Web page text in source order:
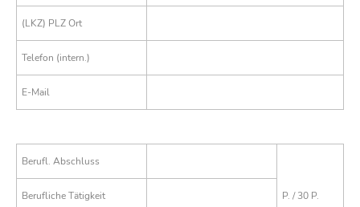
(LKZ) PLZ Ort
Telefon (intern.)
E-Mail
Berufl. Abschluss
P. / 30 P.
Berufliche Tätigkeit